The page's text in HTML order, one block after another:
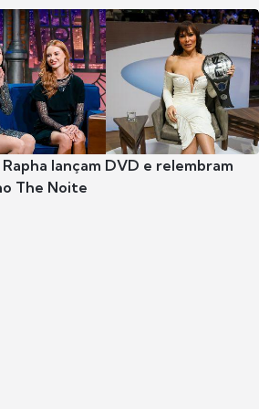
lançam DVD e relembram
The Noite